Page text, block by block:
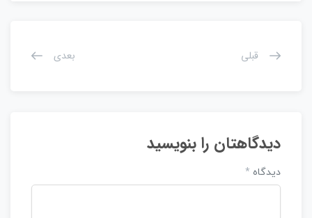
قبلی بعدی
دیدگاهتان را بنویسید
دیدگاه *